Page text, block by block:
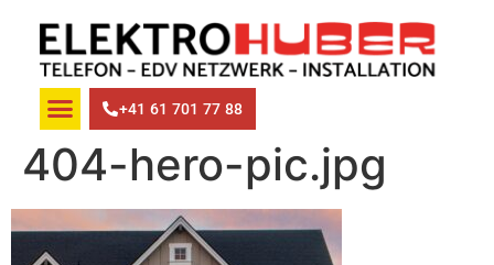
+41 61 701 77 88
404-hero-pic.jpg